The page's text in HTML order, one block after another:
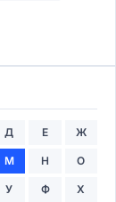
Д Е Ж
М Н О
У Ф Х